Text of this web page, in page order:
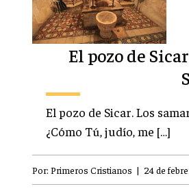
El pozo de
El pozo de Sicar. Los
¿Cómo Tú, judío, me […]
Por: Primeros Cristianos | 24 de